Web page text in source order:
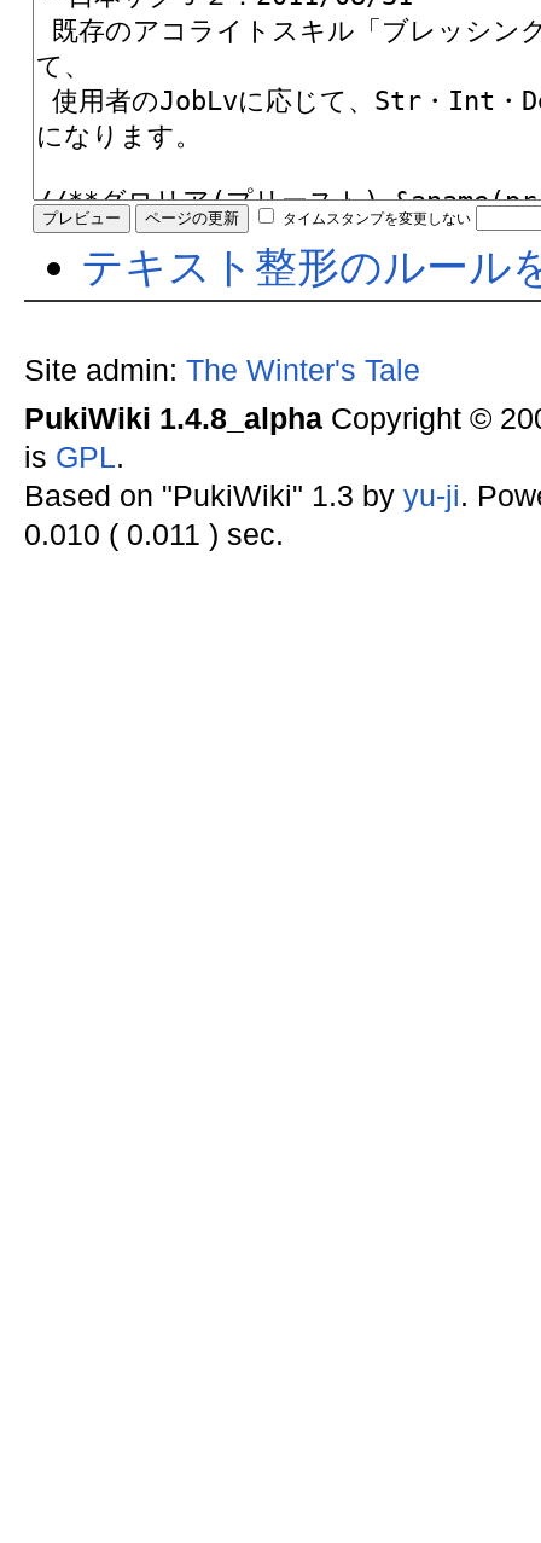
タイムスタンプを変更しない
テキスト整形のルール
Site admin: The Winter's Tale
PukiWiki 1.4.8_alphaCopyright ©
is GPL.
Based on "PukiWiki" 1.3 by yu-ji.
0.010 ( 0.011 ) sec.